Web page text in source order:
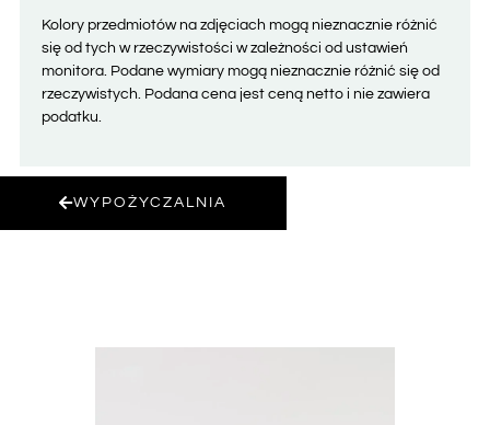
Kolory przedmiotów na zdjęciach mogą nieznacznie różnić
się od tych w rzeczywistości w zależności od ustawień
monitora. Podane wymiary mogą nieznacznie różnić się od
rzeczywistych. Podana cena jest ceną netto i nie zawiera
podatku.
WYPOŻYCZALNIA